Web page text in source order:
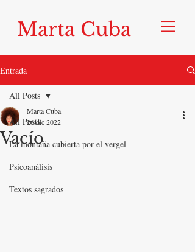
Marta Cuba
Entrada
All Posts
La montaña cubierta por el vergel
Psicoanálisis
Textos sagrados
All Posts
Vacío
Marta Cuba
26 dic 2022